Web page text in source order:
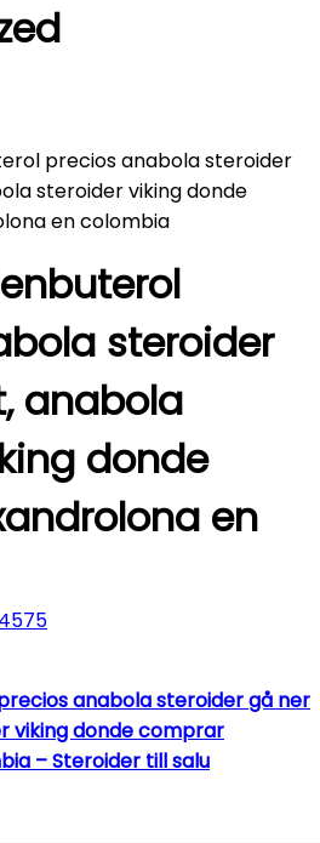
precios anabola steroider
steroider viking donde
en colombia
steroider
anabola
donde
en
anabola steroider gå ner
viking donde comprar
– Steroider till salu